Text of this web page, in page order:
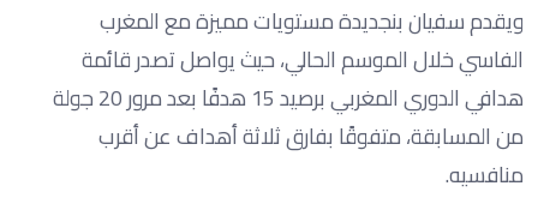
ويقدم سفيان بنجديدة مستويات مميزة مع المغرب
الفاسي خلال الموسم الحالي، حيث يواصل تصدر قائمة
هدافي الدوري المغربي برصيد 15 هدفًا بعد مرور 20 جولة
من المسابقة، متفوقًا بفارق ثلاثة أهداف عن أقرب
منافسيه.